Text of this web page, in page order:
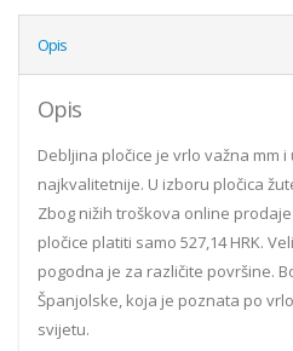
Opis
Opis
Debljina pločice je vrlo važna mm
najkvalitetnije. U izboru pločica
Zbog nižih troškova online
pločice platiti samo 527,14 HRK.
pogodna je za različite površine.
Španjolske, koja je poznata po
svijetu.